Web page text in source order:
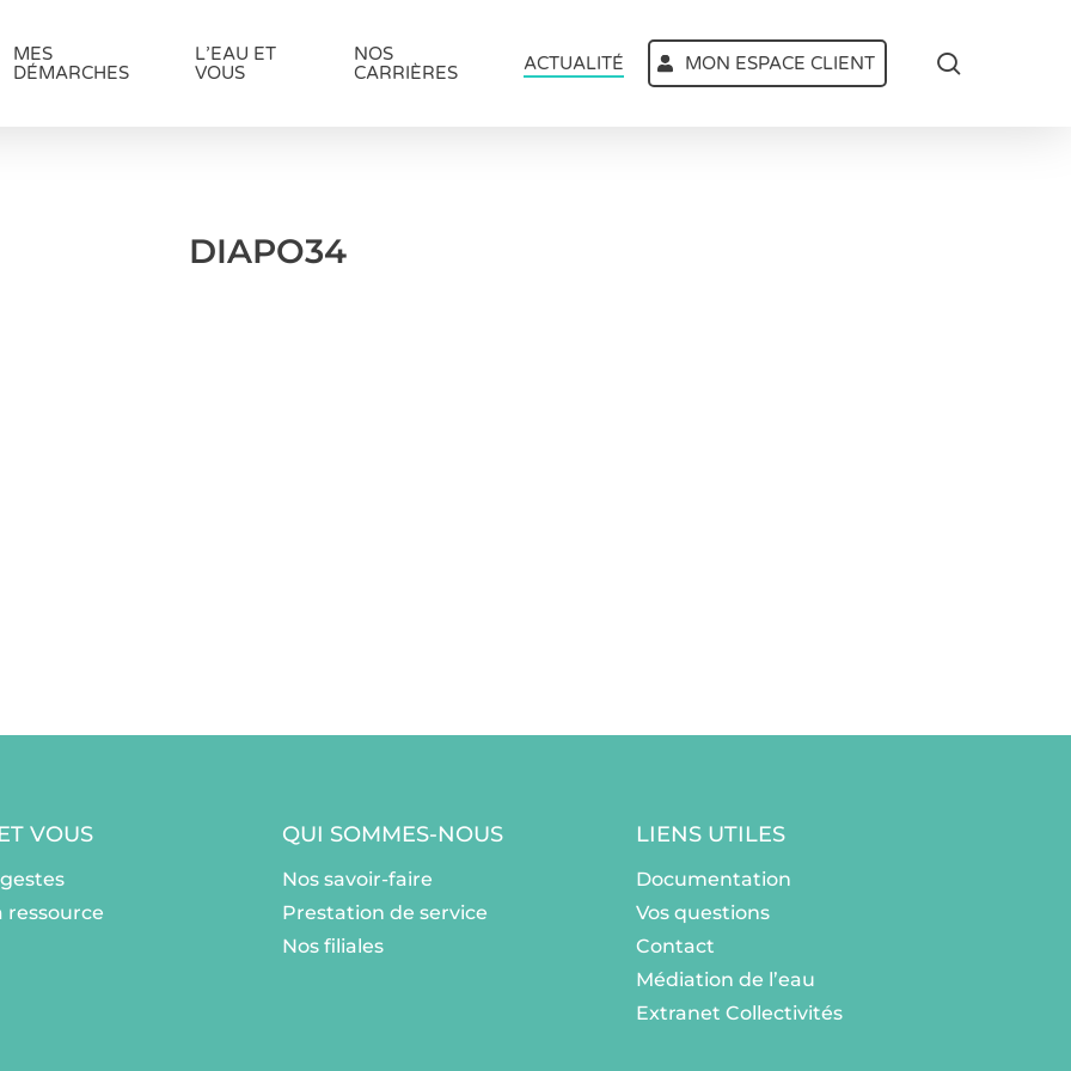
MES
DÉMARCHES
L’EAU ET
VOUS
NOS
CARRIÈRES
ACTUALITÉ MON ESPACE CLIENT
DIAPO34
VOUS
ressource
QUI SOMMES-NOUS
Nos savoir-faire
Prestation de service
Nos filiales
LIENS UTILES
Documentation
Vos questions
Contact
Médiation de l’eau
Extranet Collectivités